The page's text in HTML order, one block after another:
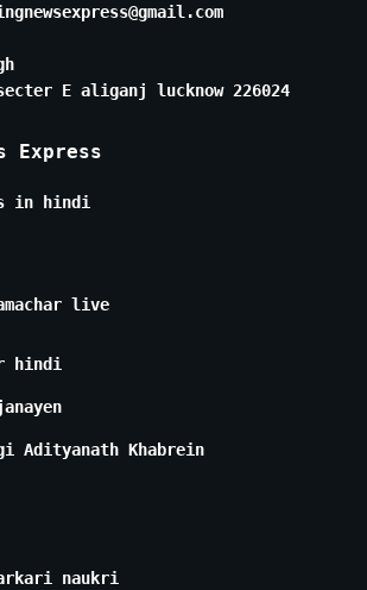
E aliganj lucknow 226024
Express
in hindi
live
hindi
Adityanath Khabrein
naukri